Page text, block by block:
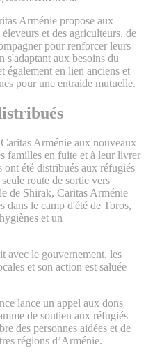
Arménie propose aux
et des agriculteurs, de
pour renforcer leurs
s'adaptant aux besoins du
également en lien anciens et
pour une entraide mutuelle.
Arménie aux nouveaux
familles en fuite et à leur livrer
ont été distribués aux réfugiés
route de sortie vers
de Shirak, Caritas Arménie
dans le camp d'été de Toros,
et un
avec le gouvernement, les
et son action est saluée
lance un appel aux dons
de soutien aux réfugiés
des personnes aidées et de
régions d’Arménie.​